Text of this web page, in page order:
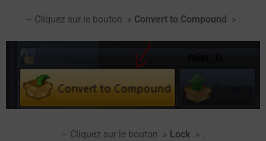
– Cliquez sur le bouton » Convert to Compound » :
– Cliquez sur le bouton » Lock » :